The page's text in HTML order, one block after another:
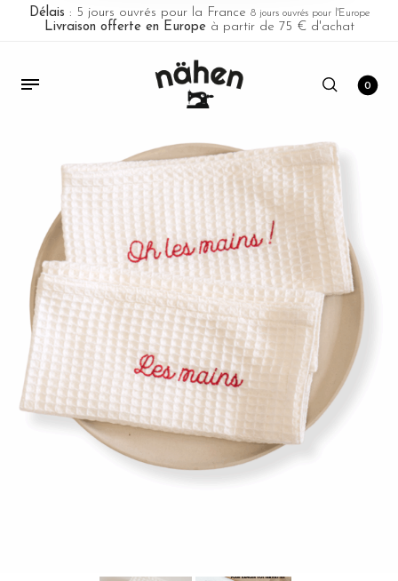
Délais : 5 jours ouvrés pour la France 8 jours ouvrés pour l'Europe
Livraison offerte en Europeà partir de 75 € d'achat
0